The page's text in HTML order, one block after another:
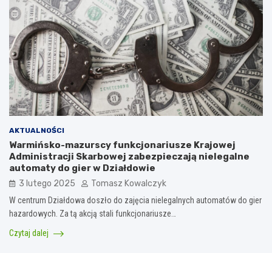
AKTUALNOŚCI
Warmińsko-mazurscy funkcjonariusze Krajowej
Administracji Skarbowej zabezpieczają nielegalne
automaty do gier w Działdowie
3 lutego 2025 Tomasz Kowalczyk
W centrum Działdowa doszło do zajęcia nielegalnych automatów do gier
hazardowych. Za tą akcją stali funkcjonariusze…
Czytaj dalej